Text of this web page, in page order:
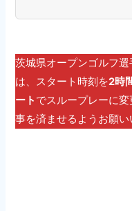
茨城県オープンゴルフ
は、スタート時刻を2時
ート でスループレーに
事を済ませるようお願い